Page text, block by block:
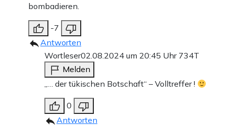
bombadieren.
-7
Antworten
Wortleser02.08.2024 um 20:45 Uhr 734T
Melden
„… der tükischen Botschaft“ – Volltreffer !
0
Antworten